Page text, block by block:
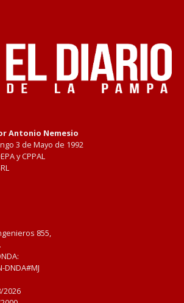
Antonio Nemesio
3 de Mayo de 1992
y CPPAL
855,
DNDA#MJ
2026